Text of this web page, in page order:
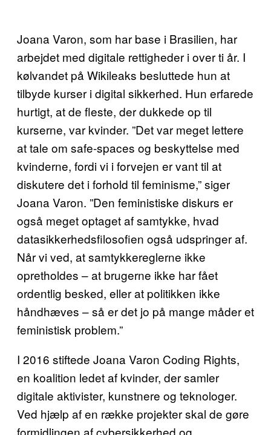
Joana Varon, som har base i Brasilien, har
arbejdet med digitale rettigheder i over ti år. I
kølvandet på Wikileaks besluttede hun at
tilbyde kurser i digital sikkerhed. Hun erfarede
hurtigt, at de fleste, der dukkede op til
kurserne, var kvinder. ”Det var meget lettere
at tale om safe-spaces og beskyttelse med
kvinderne, fordi vi i forvejen er vant til at
diskutere det i forhold til feminisme,” siger
Joana Varon. ”Den feministiske diskurs er
også meget optaget af samtykke, hvad
datasikkerhedsfilosofien også udspringer af.
Når vi ved, at samtykkereglerne ikke
opretholdes – at brugerne ikke har fået
ordentlig besked, eller at politikken ikke
håndhæves – så er det jo på mange måder et
feministisk problem.”
I 2016 stiftede Joana Varon Coding Rights,
en koalition ledet af kvinder, der samler
digitale aktivister, kunstnere og teknologer.
Ved hjælp af en række projekter skal de gøre
formidlingen af cybersikkerhed og